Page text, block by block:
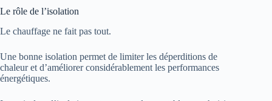
Le rôle de l’isolation
Le chauffage ne fait pas tout.
Une bonne isolation permet de limiter les déperditions de
chaleur et d’améliorer considérablement les performances
énergétiques.